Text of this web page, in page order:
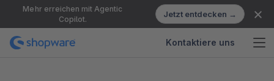
Mehr erreichen mit Agentic
Copilot.
Jetzt entdecken →
Kontaktiere uns